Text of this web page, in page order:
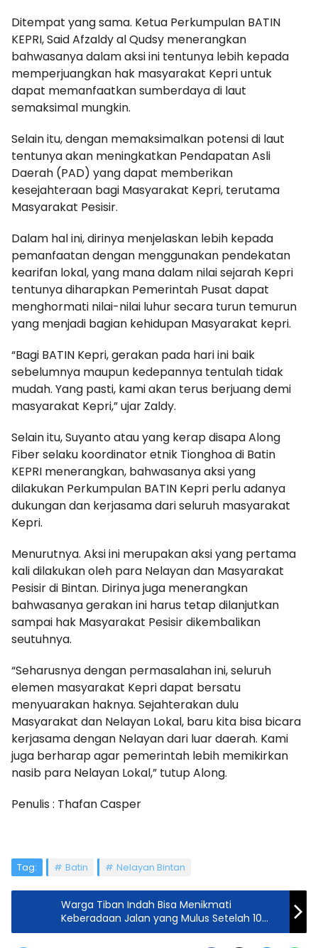
Ditempat yang sama. Ketua Perkumpulan BATIN
KEPRI, Said Afzaldy al Qudsy menerangkan
bahwasanya dalam aksi ini tentunya lebih kepada
memperjuangkan hak masyarakat Kepri untuk
dapat memanfaatkan sumberdaya di laut
semaksimal mungkin.
Selain itu, dengan memaksimalkan potensi di laut
tentunya akan meningkatkan Pendapatan Asli
Daerah (PAD) yang dapat memberikan
kesejahteraan bagi Masyarakat Kepri, terutama
Masyarakat Pesisir.
Dalam hal ini, dirinya menjelaskan lebih kepada
pemanfaatan dengan menggunakan pendekatan
kearifan lokal, yang mana dalam nilai sejarah Kepri
tentunya diharapkan Pemerintah Pusat dapat
menghormati nilai-nilai luhur secara turun temurun
yang menjadi bagian kehidupan Masyarakat kepri.
“Bagi BATIN Kepri, gerakan pada hari ini baik
sebelumnya maupun kedepannya tentulah tidak
mudah. Yang pasti, kami akan terus berjuang demi
masyarakat Kepri,” ujar Zaldy.
Selain itu, Suyanto atau yang kerap disapa Along
Fiber selaku koordinator etnik Tionghoa di Batin
KEPRI menerangkan, bahwasanya aksi yang
dilakukan Perkumpulan BATIN Kepri perlu adanya
dukungan dan kerjasama dari seluruh masyarakat
Kepri.
Menurutnya. Aksi ini merupakan aksi yang pertama
kali dilakukan oleh para Nelayan dan Masyarakat
Pesisir di Bintan. Dirinya juga menerangkan
bahwasanya gerakan ini harus tetap dilanjutkan
sampai hak Masyarakat Pesisir dikembalikan
seutuhnya.
“Seharusnya dengan permasalahan ini, seluruh
elemen masyarakat Kepri dapat bersatu
menyuarakan haknya. Sejahterakan dulu
Masyarakat dan Nelayan Lokal, baru kita bisa bicara
kerjasama dengan Nelayan dari luar daerah. Kami
juga berharap agar pemerintah lebih memikirkan
nasib para Nelayan Lokal,” tutup Along.
Penulis : Thafan Casper
Tag: Batin Nelayan Bintan
Warga Tiban Indah Bisa Menikmati
Keberadaan Jalan yang Mulus Setelah 10
Tahun Menanti